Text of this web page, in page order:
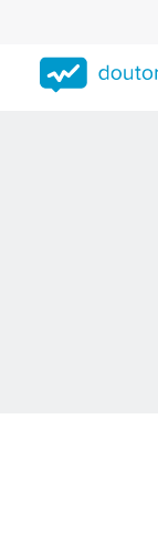
conteúdo
principal